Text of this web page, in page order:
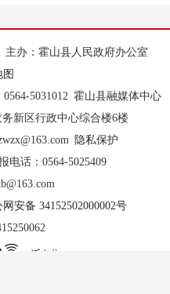
主办：霍山县人民政府办公室
5031012 霍山县融媒体中心
新区行政中心综合楼6楼
隐私保护
电话：0564-5025409
安备 34152502000002号